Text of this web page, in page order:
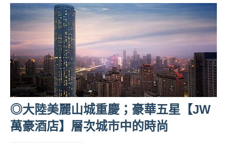
窟
國
旅
遊
書
者、
各
發
表
◎大陸美麗山城重慶；豪華五星【JW
萬豪酒店】層次城市中的時尚